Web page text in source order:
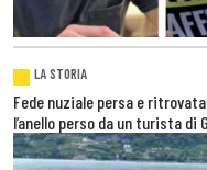
LA STORIA
Fede nuziale persa e
l’anello perso da un turista di